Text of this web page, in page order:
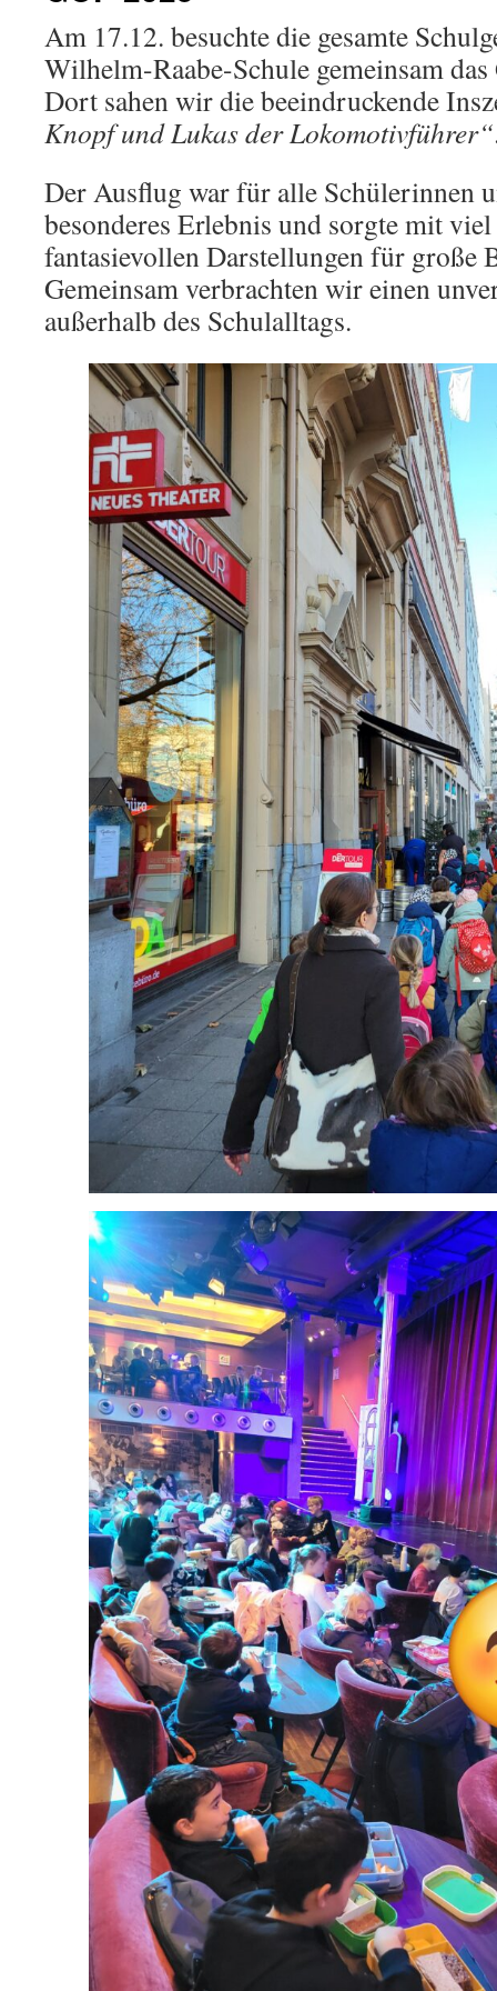
Am 17.12. besuchte die gesamte
Wilhelm-Raabe-Schule gemeinsam
Dort sahen wir die beeindruckende
Knopf und Lukas der Lokomotivführer“
Der Ausflug war für alle Schülerinnen
besonderes Erlebnis und sorgte mit
fantasievollen Darstellungen für große
Gemeinsam verbrachten wir einen
außerhalb des Schulalltags.